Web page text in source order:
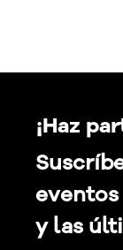
¡Haz
eventos
y las